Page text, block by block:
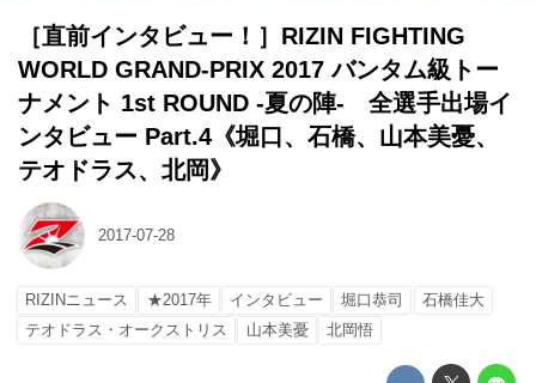
［直前インタビュー！］RIZIN FIGHTING
WORLD GRAND-PRIX 2017 バンタム級トー
ナメント 1st ROUND -夏の陣- 全選手出場イ
ンタビュー Part.4《堀口、石橋、山本美憂、
テオドラス、北岡》
2017-07-28
RIZINニュース ★2017年 インタビュー 堀口恭司
石橋佳大
テオドラス・オークストリス
山本美憂 北岡悟